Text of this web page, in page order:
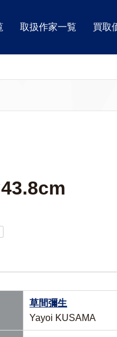
取扱作家一覧 買取
草間彌生
Yayoi KUSAMA